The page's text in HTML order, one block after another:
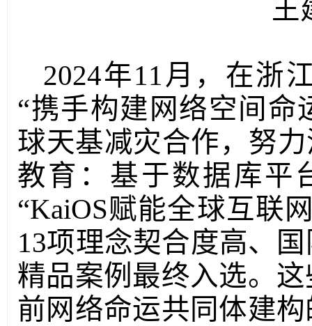
王
2024年11月，在浙
“携手构建网络空间命
球天基减灾合作，努
教育：基于数据库平
“KaiOS赋能全球互联
13项理念契合度高、
精品案例最终入选。
前网络命运共同体建